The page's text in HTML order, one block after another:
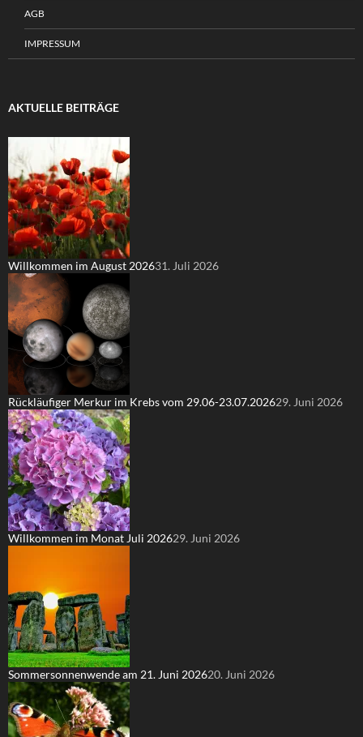
AGB
IMPRESSUM
AKTUELLE BEITRÄGE
Willkommen im August 202631. Juli 2026
Rückläufiger Merkur im Krebs vom 29.06-23.07.202629. Juni 2026
Willkommen im Monat Juli 202629. Juni 2026
Sommersonnenwende am 21. Juni 202620. Juni 2026